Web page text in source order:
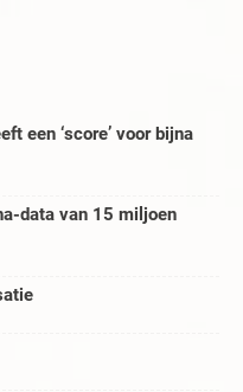
een ‘score’ voor bijna
data van 15 miljoen